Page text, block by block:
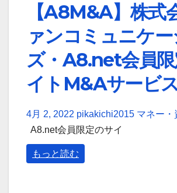
【A8M&A】株式
ァンコミュニケ
ズ・A8.net会員
イトM&Aサービ
4月 2, 2022 pikakichi2015 マネー・
A8.net会員限定のサイ
もっと読む